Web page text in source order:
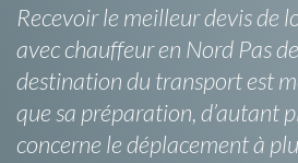
Recevoir le meilleur devis de
avec chauffeur en Nord Pas
destination du transport est
que sa préparation, d’autant
concerne le déplacement à